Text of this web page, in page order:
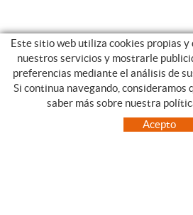
CATEGORIAS
Este sitio web utiliza cookies propias
nuestros servicios y mostrarle
preferencias mediante el análisis de
Si continua navegando, consideramos
saber más sobre nuestra
Acepto